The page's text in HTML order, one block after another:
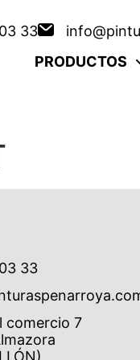
33
PRODUCTOS
33
comercio 7